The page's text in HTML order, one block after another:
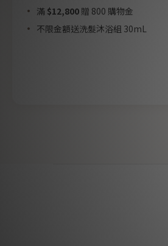
滿 $12,800 贈 800 購物金
不限金額送洗髮沐浴組 30mL